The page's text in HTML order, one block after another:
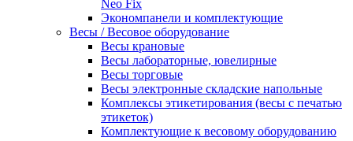
Neo Fix
Экономпанели и комплектующие
Весы / Весовое оборудование
Весы крановые
Весы лабораторные, ювелирные
Весы торговые
Весы электронные складские напольные
Комплексы этикетирования (весы с печатью
этикеток)
Комплектующие к весовому оборудованию